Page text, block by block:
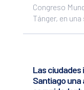
Congreso
Tánger, en
Las
Santiago una